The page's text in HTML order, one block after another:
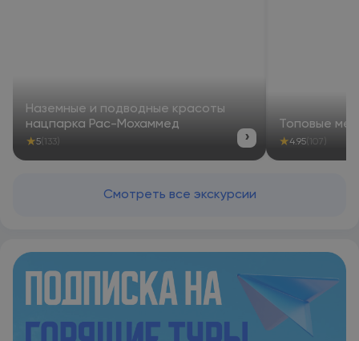
Наземные и подводные красоты
нацпарка Рас-Мохаммед
★5 (133) ›
Топовые
★4.95 (107)
Смотреть все экскурсии